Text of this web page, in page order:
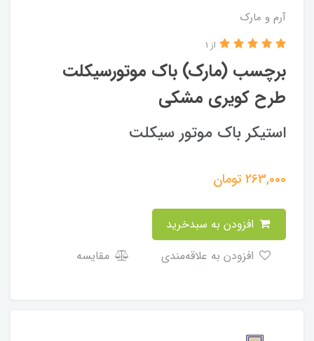
آرم و مارک
برچسب (مارک) باک موتورسیکلت
طرح کویری مشکی
از 1
استیکر باک موتور سیکلت
263,000تومان
مقایسه